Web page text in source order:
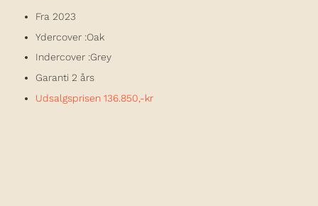
Fra 2023
Ydercover :Oak
Indercover :Grey
Garanti 2 års
Udsalgsprisen 136.850,-kr